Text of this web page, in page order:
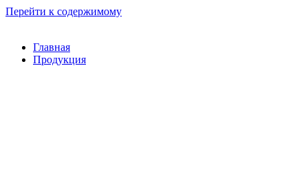
Перейти к содержимому
Главная
Продукция